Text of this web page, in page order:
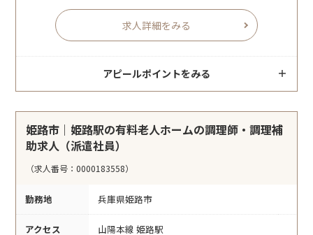
求人詳細をみる
アピールポイントをみる
姫路市｜姫路駅の有料老人ホームの調理師・調理補
助求人（派遣社員）
（求人番号：0000183558）
勤務地 兵庫県姫路市
アクセス 山陽本線 姫路駅